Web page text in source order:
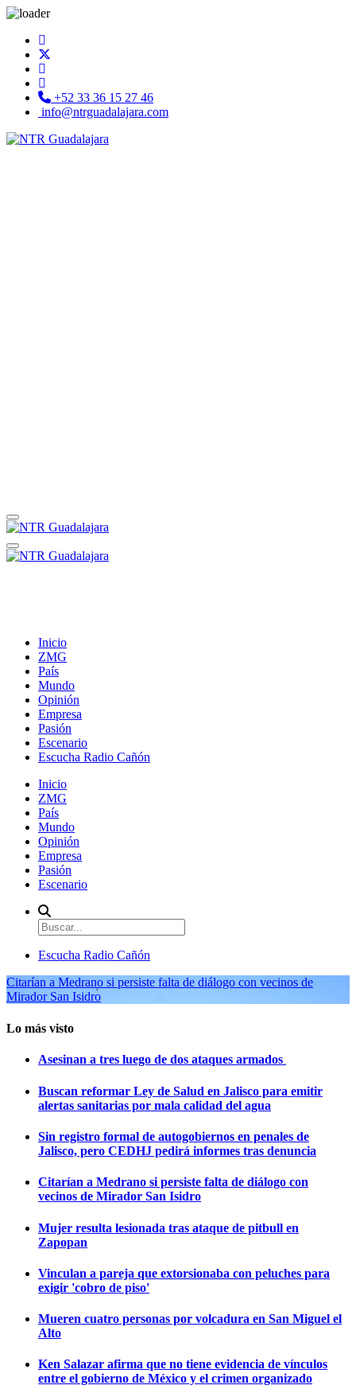
+52 33 36 15 27 46
info@ntrguadalajara.com
Inicio
ZMG
País
Mundo
Opinión
Empresa
Pasión
Escenario
Escucha Radio Cañón
Inicio
ZMG
País
Mundo
Opinión
Empresa
Pasión
Escenario
Escucha Radio Cañón
Citarían a Medrano si persiste falta de diálogo con vecinos de
Mirador San Isidro
Lo más visto
Asesinan a tres luego de dos ataques armados
Buscan reformar Ley de Salud en Jalisco para emitir
alertas sanitarias por mala calidad del agua
Sin registro formal de autogobiernos en penales de
Jalisco, pero CEDHJ pedirá informes tras denuncia
Citarían a Medrano si persiste falta de diálogo con
vecinos de Mirador San Isidro
Mujer resulta lesionada tras ataque de pitbull en
Zapopan
Vinculan a pareja que extorsionaba con peluches para
exigir 'cobro de piso'
Mueren cuatro personas por volcadura en San Miguel el
Alto
Ken Salazar afirma que no tiene evidencia de vínculos
entre el gobierno de México y el crimen organizado